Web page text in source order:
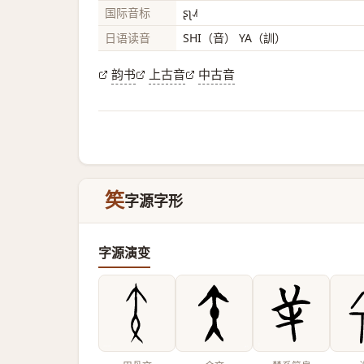
国际音标
ʂʅ˨˩˦
日语读音
SHI（音） YA（訓）
韵书 上古音 中古音
笶字源字形
字源演变